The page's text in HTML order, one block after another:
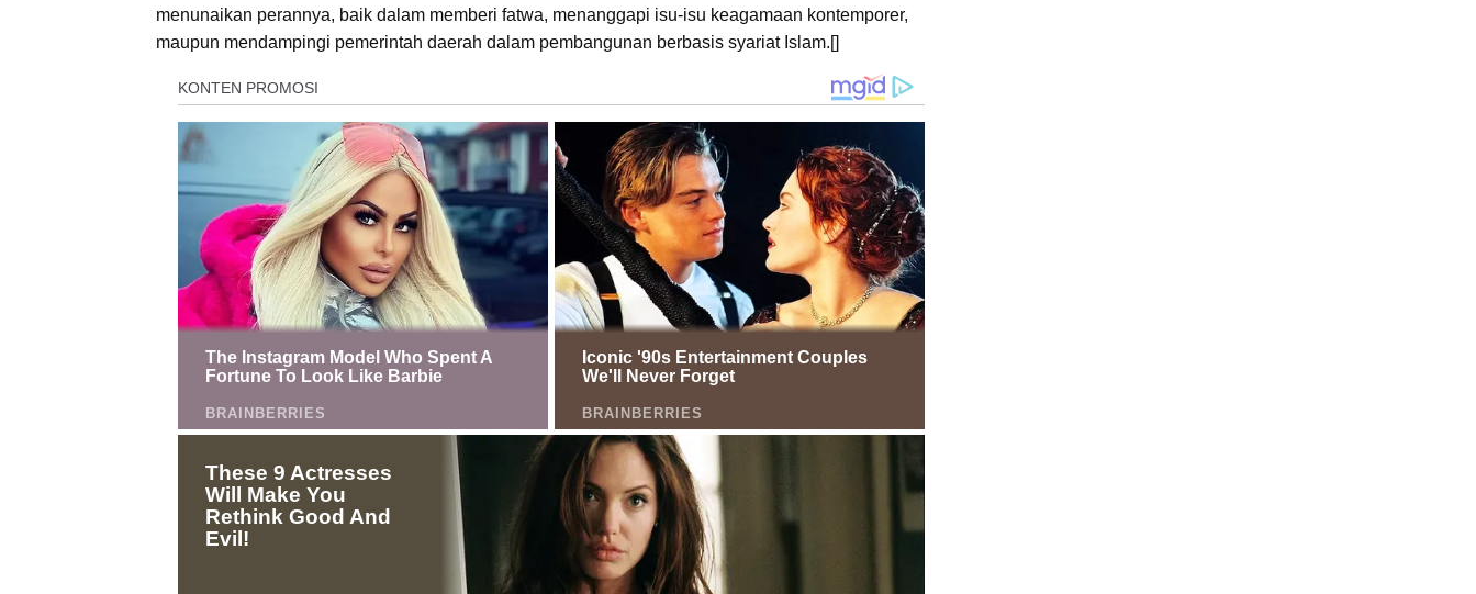
menunaikan perannya, baik dalam memberi fatwa, menanggapi isu-isu keagamaan kontemporer,
maupun mendampingi pemerintah daerah dalam pembangunan berbasis syariat Islam.[]